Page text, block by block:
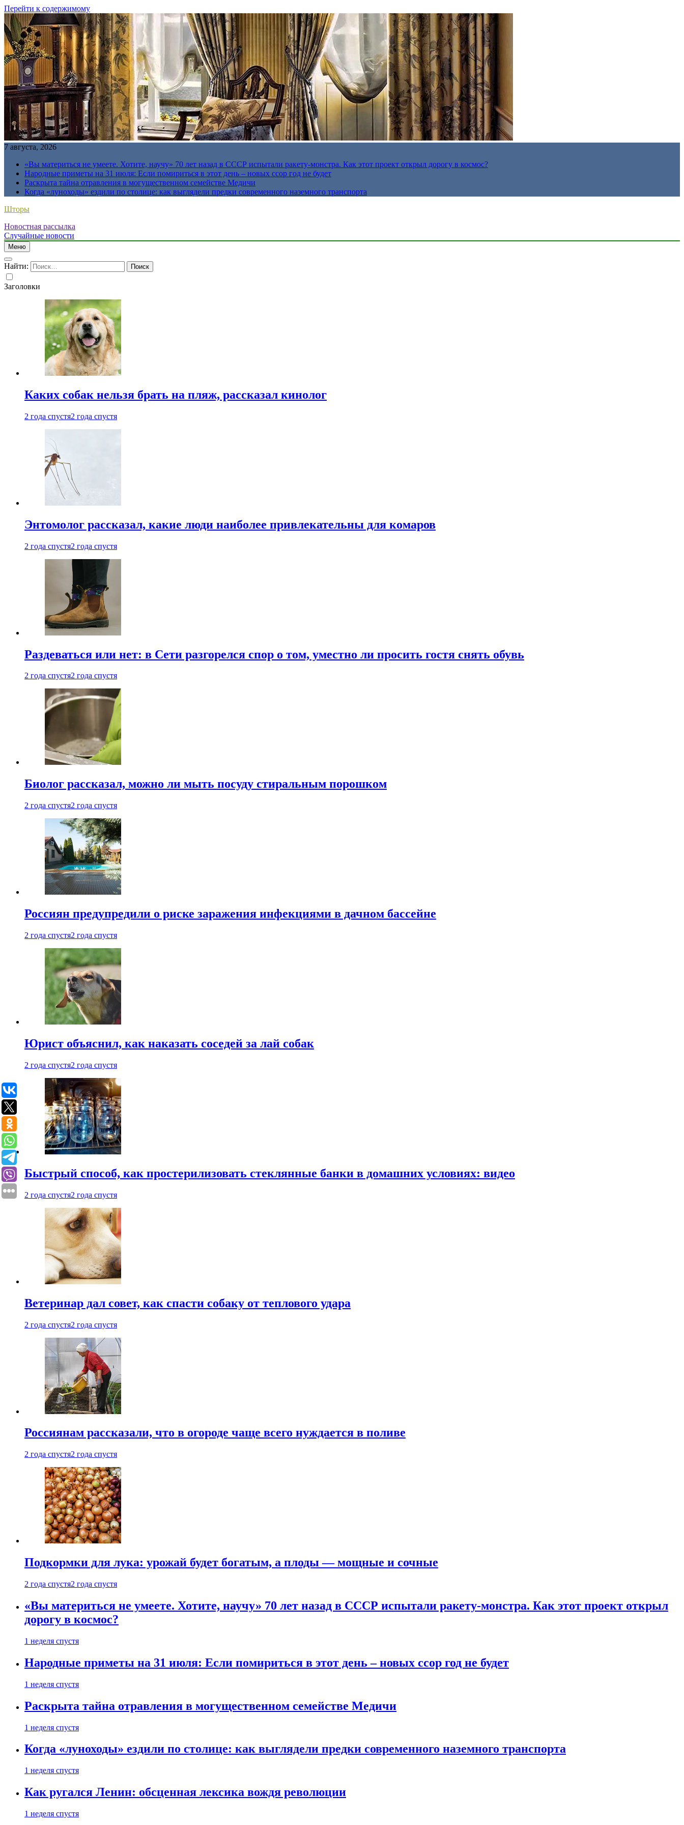
Перейти к содержимому
7 августа, 2026
«Вы материться не умеете. Хотите, научу» 70 лет назад в СССР испытали ракету-монстра. Как этот проект открыл дорогу в космос?
Народные приметы на 31 июля: Если помириться в этот день – новых ссор год не будет
Раскрыта тайна отравления в могущественном семействе Медичи
Когда «луноходы» ездили по столице: как выглядели предки современного наземного транспорта
Шторы
Новостная рассылка
Случайные новости
Меню
Найти:
Заголовки
Каких собак нельзя брать на пляж, рассказал кинолог
2 года спустя2 года спустя
Энтомолог рассказал, какие люди наиболее привлекательны для комаров
2 года спустя2 года спустя
Раздеваться или нет: в Сети разгорелся спор о том, уместно ли просить гостя снять обувь
2 года спустя2 года спустя
Биолог рассказал, можно ли мыть посуду стиральным порошком
2 года спустя2 года спустя
Россиян предупредили о риске заражения инфекциями в дачном бассейне
2 года спустя2 года спустя
Юрист объяснил, как наказать соседей за лай собак
2 года спустя2 года спустя
Быстрый способ, как простерилизовать стеклянные банки в домашних условиях: видео
2 года спустя2 года спустя
Ветеринар дал совет, как спасти собаку от теплового удара
2 года спустя2 года спустя
Россиянам рассказали, что в огороде чаще всего нуждается в поливе
2 года спустя2 года спустя
Подкормки для лука: урожай будет богатым, а плоды — мощные и сочные
2 года спустя2 года спустя
«Вы материться не умеете. Хотите, научу» 70 лет назад в СССР испытали ракету-монстра. Как этот проект открыл
дорогу в космос?
1 неделя спустя
Народные приметы на 31 июля: Если помириться в этот день – новых ссор год не будет
1 неделя спустя
Раскрыта тайна отравления в могущественном семействе Медичи
1 неделя спустя
Когда «луноходы» ездили по столице: как выглядели предки современного наземного транспорта
1 неделя спустя
Как ругался Ленин: обсценная лексика вождя революции
1 неделя спустя